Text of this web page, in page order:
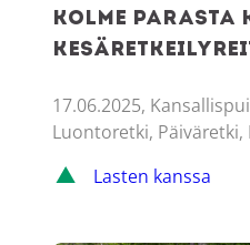
Kolme parasta
17.06.2025,
Luontoretki,
Lasten kanssa